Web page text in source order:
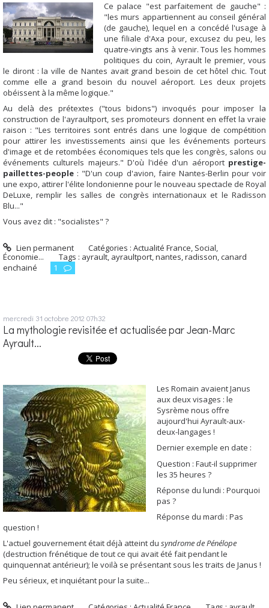
Ce palace "est parfaitement de gauche" :
"les murs appartiennent au conseil général
(de gauche), lequel en a concédé l'usage à
une filiale d'Axa pour, excusez du peu, les
quatre-vingts ans à venir. Tous les hommes
politiques du coin, Ayrault le premier, vous
le diront : la ville de Nantes avait grand besoin de cet hôtel chic. Tout
comme elle a grand besoin du nouvel aéroport. Les deux projets
obéissent à la même logique."
Au delà des prétextes ("tous bidons") invoqués pour imposer la
construction de l'ayraultport, ses promoteurs donnent en effet la vraie
raison : "Les territoires sont entrés dans une logique de compétition
pour attirer les investissements ainsi que les événements porteurs
d'image et de retombées économiques tels que les congrès, salons ou
événements culturels majeurs." D'où l'idée d'un aéroport prestige-
paillettes-people : "D'un coup d'avion, faire Nantes-Berlin pour voir
une expo, attirer l'élite londonienne pour le nouveau spectacle de Royal
DeLuxe, remplir les salles de congrès internationaux et le Radisson
Blu..."
Vous avez dit : "socialistes" ?
Lien permanent Catégories :Actualité France, Social,
Économie...
Tags : ayrault, ayraultport,nantes,radisson,canard
enchainé
1
mercredi 31 octobre 2012 07h32
La mythologie revisitée et actualisée par Jean-Marc
Ayrault...
Les Romain avaient Janus
aux deux visages : le
Sysrème nous offre
aujourd'hui Ayrault-aux-
deux-langages !
Dernier exemple en date :
Question : Faut-il supprimer
les 35 heures ?
Réponse du lundi : Pourquoi
pas ?
Réponse du mardi : Pas
question !
L'actuel gouvernement était déjà atteint du syndrome de Pénélope
(destruction frénétique de tout ce qui avait été fait pendant le
quinquennat antérieur); le voilà se présentant sous les traits de Janus !
Peu sérieux, et inquiétant pour la suite...